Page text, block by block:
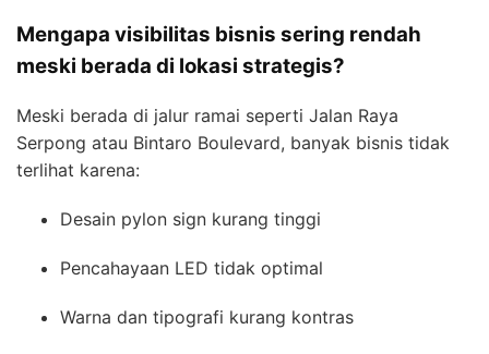
Mengapa visibilitas bisnis sering rendah
meski berada di lokasi strategis?
Meski berada di jalur ramai seperti Jalan Raya
Serpong atau Bintaro Boulevard, banyak bisnis tidak
terlihat karena:
Desain pylon sign kurang tinggi
Pencahayaan LED tidak optimal
Warna dan tipografi kurang kontras